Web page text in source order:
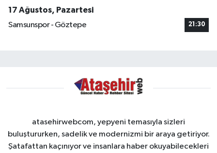
17 Ağustos, Pazartesi
Samsunspor - Göztepe
21:30
atasehirwebcom, yepyeni temasıyla sizleri
buluştururken, sadelik ve modernizmi bir araya getiriyor.
Şatafattan kaçınıyor ve insanlara haber okuyabilecekleri